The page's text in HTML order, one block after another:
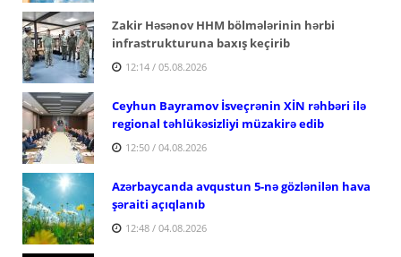
Zakir Həsənov HHM bölmələrinin hərbi
infrastrukturuna baxış keçirib
12:14 / 05.08.2026
Ceyhun Bayramov İsveçrənin XİN rəhbəri ilə
regional təhlükəsizliyi müzakirə edib
12:50 / 04.08.2026
Azərbaycanda avqustun 5-nə gözlənilən hava
şəraiti açıqlanıb
12:48 / 04.08.2026